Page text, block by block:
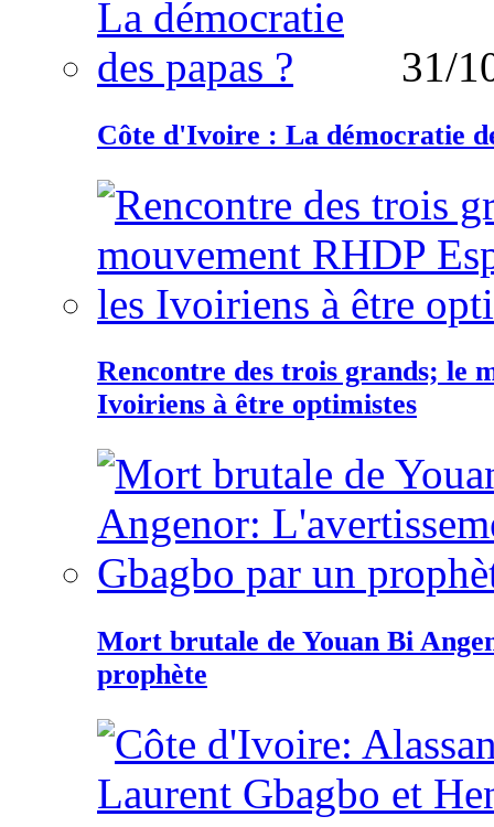
31/
Côte d'Ivoire : La démocratie
Rencontre des trois grands; le
Ivoiriens à être optimistes
Mort brutale de Youan Bi
prophète